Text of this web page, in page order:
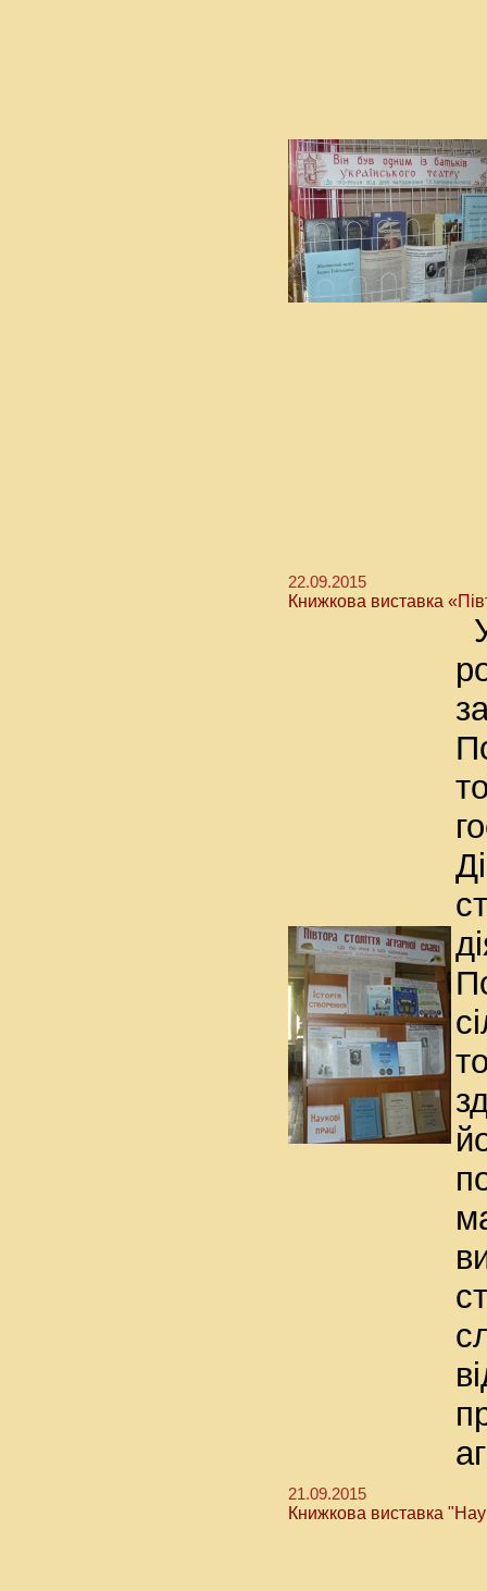
22.09.2015
Книжкова виставка
21.09.2015
Книжкова виставка